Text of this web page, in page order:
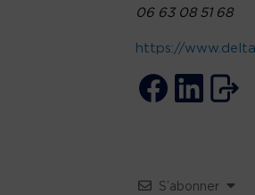
06 63 08 51 68
https://
S’abonner